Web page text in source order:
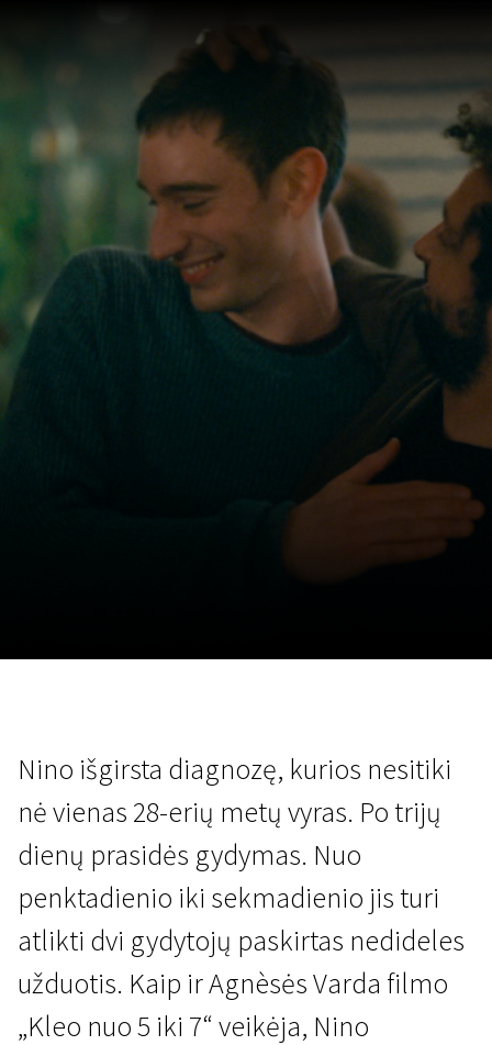
Nino išgirsta diagnozę, kurios nesitiki
nė vienas 28-erių metų vyras. Po trijų
dienų prasidės gydymas. Nuo
penktadienio iki sekmadienio jis turi
atlikti dvi gydytojų paskirtas nedideles
užduotis. Kaip ir Agnèsės Varda filmo
„Kleo nuo 5 iki 7“ veikėja, Nino